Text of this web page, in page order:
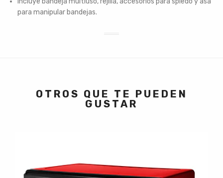
para manipular bandejas.
OTROS QUE TE PUEDEN
GUSTAR